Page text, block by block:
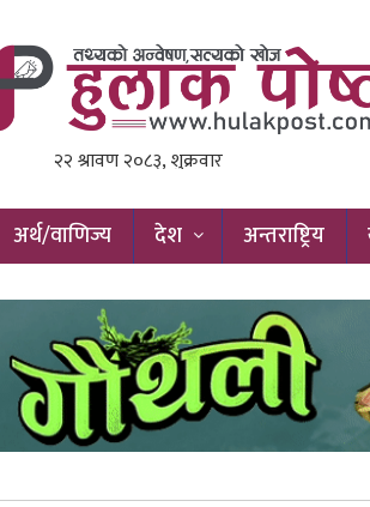
अर्थ/वाणिज्य देश अन्तराष्ट्रिय